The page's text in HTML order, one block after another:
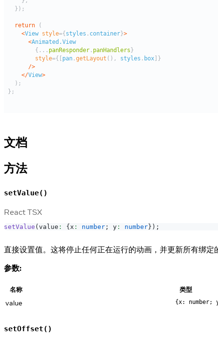
文档
方法
setValue()
React TSX
setValue ( value : { x : number ; y : number } ) ;
直接设置值。这将停止任何正在运行的动画，并更新所有绑定
参数:
名称 类型
value {x: number;
setOffset()